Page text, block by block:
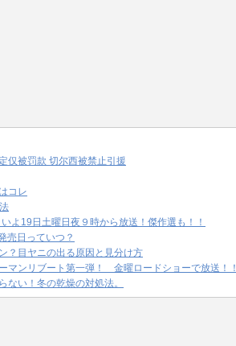
仅被罚款 切尔西被禁止引援
コレ
19日土曜日夜９時から放送！傑作選も！！
売日っていつ？
？目ヤニの出る原因と見分け方
マンリブート第一弾！ 金曜ロードショーで放送！！
ない！冬の乾燥の対処法。